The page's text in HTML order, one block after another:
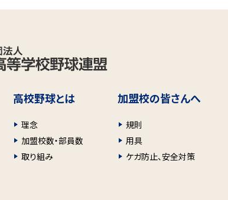
高校野球とは
理念
加盟校数・部員数
取り組み
加盟校の皆さんへ
規則
用具
ケガ防止、安全対策